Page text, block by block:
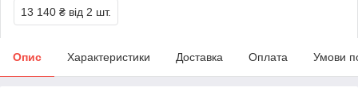
13 140 ₴ від 2 шт.
Опис Характеристики Доставка Оплата Умови